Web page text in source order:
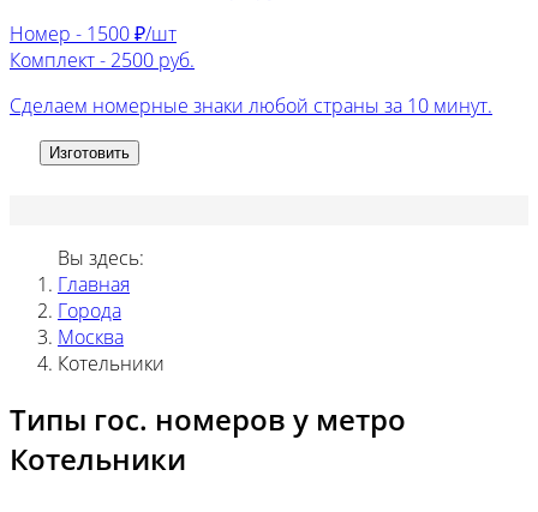
Номер - 1500 ₽/шт
Комплект - 2500 руб.
Сделаем номерные знаки любой страны за 10 минут.
Изготовить
Вы здесь:
Главная
Города
Москва
Котельники
Типы гос. номеров у метро
Котельники